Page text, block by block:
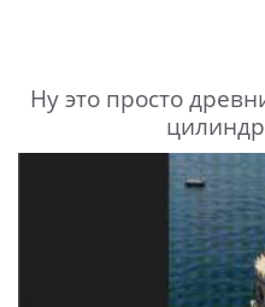
Ну это просто